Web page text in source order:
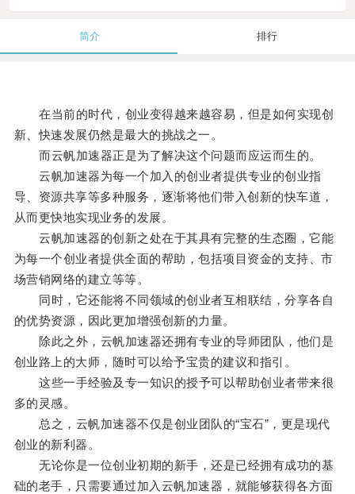
简介 排行
在当前的时代，创业变得越来越容易，但是如何实现创
新、快速发展仍然是最大的挑战之一。
而云帆加速器正是为了解决这个问题而应运而生的。
云帆加速器为每一个加入的创业者提供专业的创业指
导、资源共享等多种服务，逐渐将他们带入创新的快车道，
从而更快地实现业务的发展。
云帆加速器的创新之处在于其具有完整的生态圈，它能
为每一个创业者提供全面的帮助，包括项目资金的支持、市
场营销网络的建立等等。
同时，它还能将不同领域的创业者互相联结，分享各自
的优势资源，因此更加增强创新的力量。
除此之外，云帆加速器还拥有专业的导师团队，他们是
创业路上的大师，随时可以给予宝贵的建议和指引。
这些一手经验及专一知识的授予可以帮助创业者带来很
多的灵感。
总之，云帆加速器不仅是创业团队的“宝石”，更是现代
创业的新利器。
无论你是一位创业初期的新手，还是已经拥有成功的基
础的老手，只需要通过加入云帆加速器，就能够获得各方面